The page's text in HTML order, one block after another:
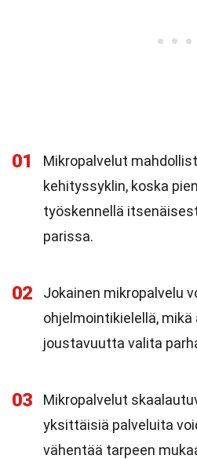
01
Mikropalvelut
kehityssyklin, koska
työskennellä
parissa.
02
Jokainen mikropalvelu
ohjelmointikielellä,
joustavuutta valita
03
Mikropalvelut
yksittäisiä palveluita
vähentää tarpeen